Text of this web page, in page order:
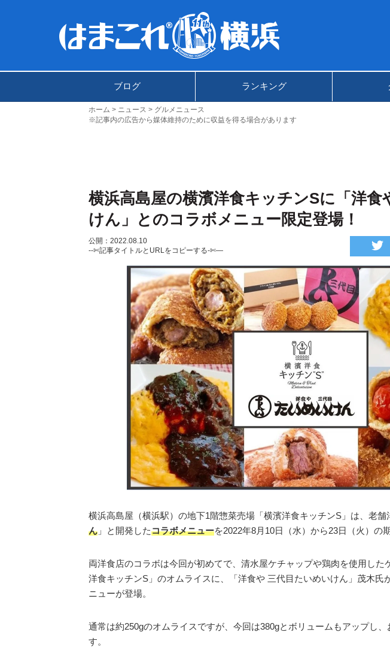
ブログ ランキング
ホーム ニュース
グルメニュース
※記事内の広告から媒体維持のために収益を得る場合があります
横浜高島屋の横濱洋食キッチンSに「洋食
けん」とのコラボメニュー限定登場！
公開：2022.08.10
--✄記事タイトルとURLをコピーする-✄—
横浜高島屋（横浜駅）の地下1階惣菜売場「横濱洋食キッチンS」は、老舗
ん 」と開発したコラボメニューを2022年8月10日（水）から23日（火）の
両洋食店のコラボは今回が初めてで、清水屋ケチャップや鶏肉を使用した
洋食キッチンS」のオムライスに、「洋食や 三代目たいめいけん」茂木氏
ニューが登場。
通常は約250gのオムライスですが、今回は380gとボリュームもアップし
す。